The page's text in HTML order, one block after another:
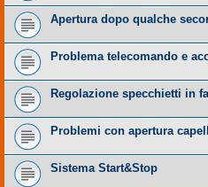
Apertura dopo qualche
Problema telecomando e
Regolazione specchietti in
Problemi con apertura
Sistema Start&Stop